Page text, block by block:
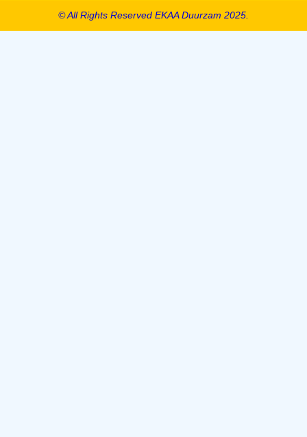
© All Rights Reserved EKAA Duurzam 2025.